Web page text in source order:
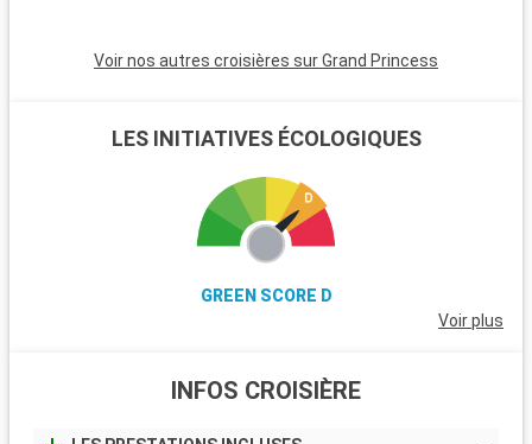
Voir nos autres croisières sur Grand Princess
LES INITIATIVES ÉCOLOGIQUES
GREEN SCORE D
Voir plus
INFOS CROISIÈRE